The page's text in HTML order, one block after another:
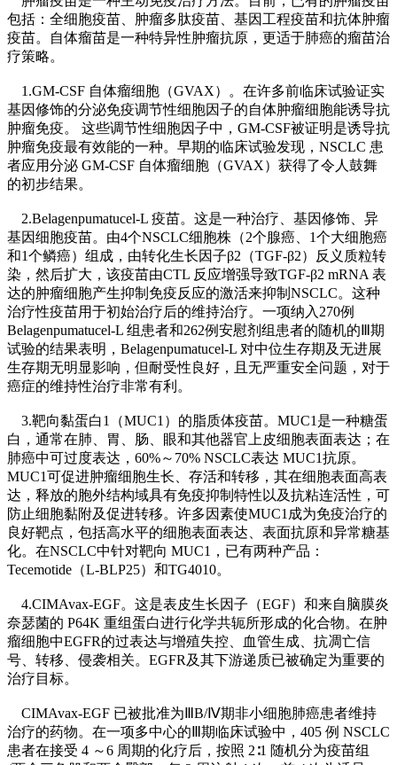
包括：全细胞疫苗、肿瘤多肽疫苗、基因工程疫苗和抗体肿瘤
疫苗。自体瘤苗是一种特异性肿瘤抗原，更适于肺癌的瘤苗治
疗策略。
1.GM-CSF 自体瘤细胞（GVAX）。在许多前临床试验证实
基因修饰的分泌免疫调节性细胞因子的自体肿瘤细胞能诱导抗
肿瘤免疫。 这些调节性细胞因子中，GM-CSF被证明是诱导抗
肿瘤免疫最有效能的一种。早期的临床试验发现，NSCLC 患
者应用分泌 GM-CSF 自体瘤细胞（GVAX）获得了令人鼓舞
的初步结果。
2.Belagenpumatucel-L 疫苗。这是一种治疗、基因修饰、异
基因细胞疫苗。由4个NSCLC细胞株（2个腺癌、1个大细胞癌
和1个鳞癌）组成，由转化生长因子β2（TGF-β2）反义质粒转
染，然后扩大，该疫苗由CTL 反应增强导致TGF-β2 mRNA 表
达的肿瘤细胞产生抑制免疫反应的激活来抑制NSCLC。这种
治疗性疫苗用于初始治疗后的维持治疗。一项纳入270例
Belagenpumatucel-L 组患者和262例安慰剂组患者的随机的Ⅲ期
试验的结果表明，Belagenpumatucel-L 对中位生存期及无进展
生存期无明显影响，但耐受性良好，且无严重安全问题，对于
癌症的维持性治疗非常有利。
3.靶向黏蛋白1（MUC1）的脂质体疫苗。MUC1是一种糖蛋
白，通常在肺、胃、肠、眼和其他器官上皮细胞表面表达；在
肺癌中可过度表达，60%～70% NSCLC表达 MUC1抗原。
MUC1可促进肿瘤细胞生长、存活和转移，其在细胞表面高表
达，释放的胞外结构域具有免疫抑制特性以及抗粘连活性，可
防止细胞黏附及促进转移。许多因素使MUC1成为免疫治疗的
良好靶点，包括高水平的细胞表面表达、表面抗原和异常糖基
化。在NSCLC中针对靶向 MUC1，已有两种产品：
Tecemotide（L-BLP25）和TG4010。
4.CIMAvax-EGF。这是表皮生长因子（EGF）和来自脑膜炎
奈瑟菌的 P64K 重组蛋白进行化学共轭所形成的化合物。在肿
瘤细胞中EGFR的过表达与增殖失控、血管生成、抗凋亡信
号、转移、侵袭相关。EGFR及其下游递质已被确定为重要的
治疗目标。
CIMAvax-EGF 已被批准为ⅢB/Ⅳ期非小细胞肺癌患者维持
治疗的药物。在一项多中心的Ⅲ期临床试验中，405 例 NSCLC
患者在接受 4 ～6 周期的化疗后，按照 2∶1 随机分为疫苗组